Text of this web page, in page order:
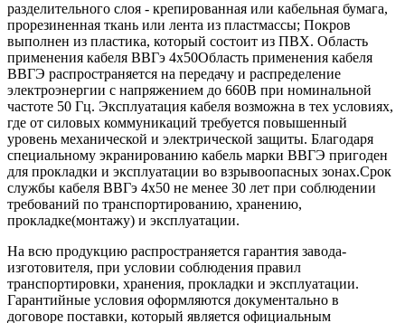
разделительного слоя - крепированная или кабельная бумага,
прорезиненная ткань или лента из пластмассы; Покров
выполнен из пластика, который состоит из ПВХ. Область
применения кабеля ВВГэ 4х50Область применения кабеля
ВВГЭ распространяется на передачу и распределение
электроэнергии с напряжением до 660В при номинальной
частоте 50 Гц. Эксплуатация кабеля возможна в тех условиях,
где от силовых коммуникаций требуется повышенный
уровень механической и электрической защиты. Благодаря
специальному экранированию кабель марки ВВГЭ пригоден
для прокладки и эксплуатации во взрывоопасных зонах.Срок
службы кабеля ВВГэ 4х50 не менее 30 лет при соблюдении
требований по транспортированию, хранению,
прокладке(монтажу) и эксплуатации.
На всю продукцию распространяется гарантия завода-
изготовителя, при условии соблюдения правил
транспортировки, хранения, прокладки и эксплуатации.
Гарантийные условия оформляются документально в
договоре поставки, который является официальным